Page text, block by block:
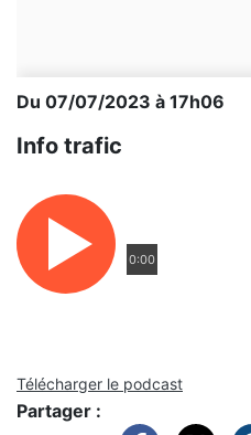
Du 07/07/2023 à 17h06
Info trafic
0:00
Télécharger le podcast
Partager :